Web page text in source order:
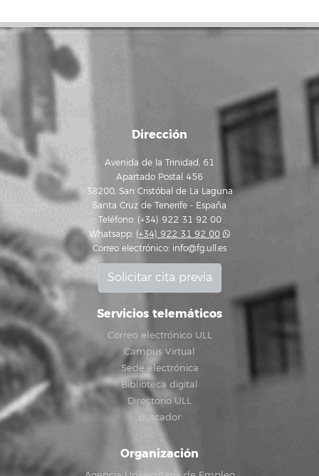
Dirección
Avenida de la Trinidad, 61
Apartado Postal 456
38200, San Cristóbal de La Laguna
Santa Cruz de Tenerife - España
Teléfono: (+34) 922 31 92 00
Whatsapp: (+34) 922 31 92 00
Correo electrónico: info@fg.ull.es
Solicitar cita previa
Servicios telemáticos
Correo electrónico ULL
Campus Virtual
Sede electrónica
Biblioteca digital
Directorio ULL
Buscador
Organización